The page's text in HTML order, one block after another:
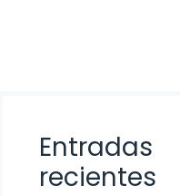
Entradas
recientes